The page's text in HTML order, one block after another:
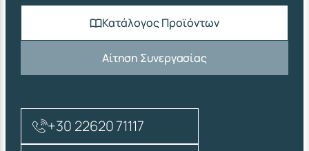
Κατάλογος Προϊόντων
Αίτηση Συνεργασίας
+30 22620 71117